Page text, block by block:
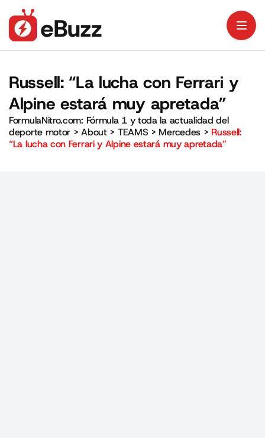
Russell: “La lucha con Ferrari y
Alpine estará muy apretada”
FormulaNitro.com: Fórmula 1 y toda la actualidad del
deporte motor >About> TEAMS > Mercedes > Russell:
“La lucha con Ferrari y Alpine estará muy apretada”